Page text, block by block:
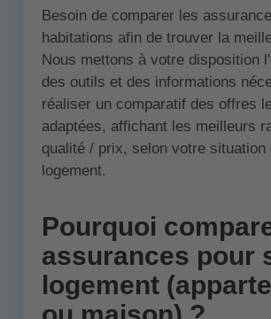
Besoin de comparer les
habitations afin de trouver la
Nous mettons à votre disposition
des outils et des informations
réaliser un comparatif des offres
adaptées, affichant les meilleurs
qualité / prix, selon votre situation
logement.
Pourquoi
assurances pour
logement